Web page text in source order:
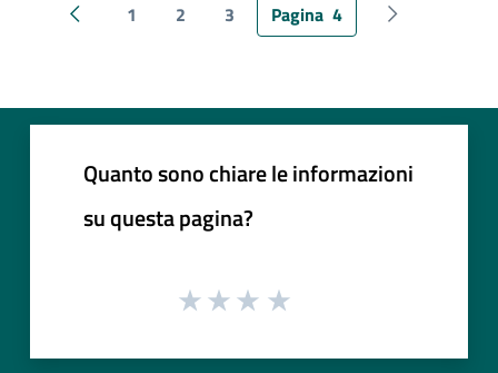
Pagina precedente
1 2 3 Pagina 4 Pagina
Quanto sono chiare le informazioni
su questa pagina?